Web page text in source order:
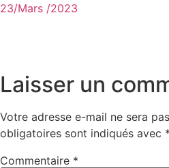
23/Mars /2023
Laisser un
Votre adresse e-mail ne sera
obligatoires sont indiqués avec *
Commentaire *